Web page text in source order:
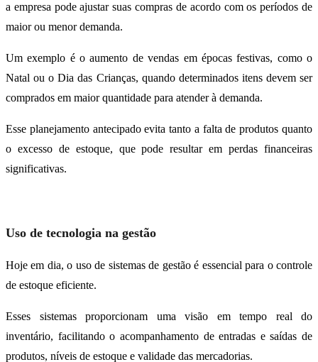
a empresa pode ajustar suas compras de acordo com os períodos de
maior ou menor demanda.
Um exemplo é o aumento de vendas em épocas festivas, como o
Natal ou o Dia das Crianças, quando determinados itens devem ser
comprados em maior quantidade para atender à demanda.
Esse planejamento antecipado evita tanto a falta de produtos quanto
o excesso de estoque, que pode resultar em perdas financeiras
significativas.
Uso de tecnologia na gestão
Hoje em dia, o uso de sistemas de gestão é essencial para o controle
de estoque eficiente.
Esses sistemas proporcionam uma visão em tempo real do
inventário, facilitando o acompanhamento de entradas e saídas de
produtos, níveis de estoque e validade das mercadorias.